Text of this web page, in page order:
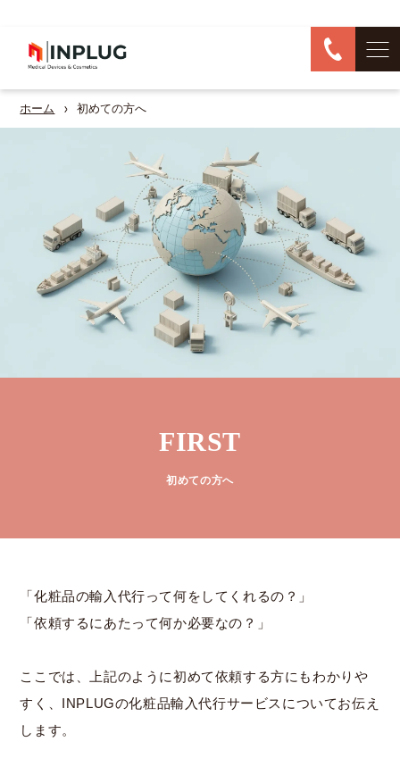
ホーム 初めての方へ
FIRST
初めての方へ
「化粧品の輸入代行って何をしてくれるの？」
「依頼するにあたって何か必要なの？」
ここでは、上記のように初めて依頼する方にもわかりや
すく、INPLUGの化粧品輸入代行サービスについてお伝え
します。